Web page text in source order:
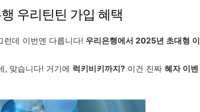
우리틴틴 가입 혜택
런데 이번엔 다릅니다! 우리은행에서 2025년 초대형 이
, 맞습니다! 거기에 럭키비키까지? 이건 진짜 혜자 이벤